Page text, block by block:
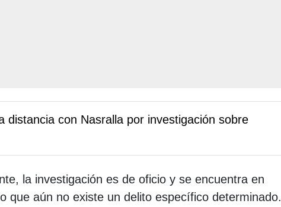
distancia con Nasralla por investigación sobre
la investigación es de oficio y se encuentra en
que aún no existe un delito específico determinado.